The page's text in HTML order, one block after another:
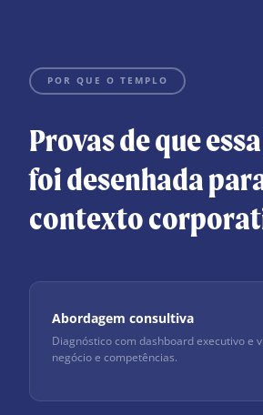
POR QUE O TEMPLO
Provas de que
foi desenhada
contexto
Abordagem consultiva
Diagnóstico com dashboard executivo e
negócio e competências.